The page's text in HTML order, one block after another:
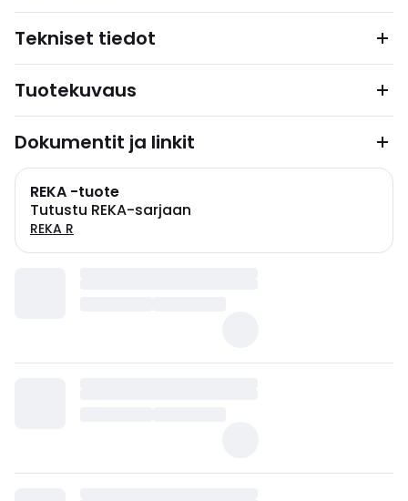
Tekniset tiedot
Tuotekuvaus
Dokumentit ja linkit
REKA -tuote
Tutustu REKA-sarjaan
REKA R